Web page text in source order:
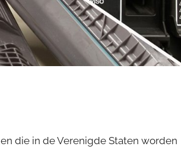
die in de Verenigde Staten worden